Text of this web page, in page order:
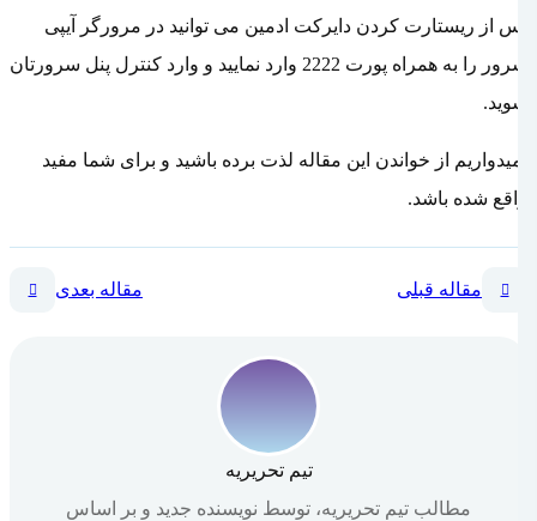
پس از ریستارت کردن دایرکت ادمین می توانید در مرورگر آیپی
سرور را به همراه پورت 2222 وارد نمایید و وارد کنترل پنل سرورتان
شوید.
امیدواریم از خواندن این مقاله لذت برده باشید و برای شما مفید
واقع شده باشد.
مقاله قبلی مقاله بعدی
تیم تحریریه
مطالب تیم تحریریه، توسط نویسنده جدید و بر اساس